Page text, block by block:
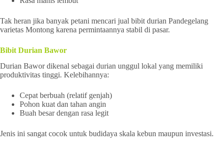
Tak heran jika banyak petani mencari jual bibit durian Pandegelang
varietas Montong karena permintaannya stabil di pasar.
Bibit Durian Bawor
Durian Bawor dikenal sebagai durian unggul lokal yang memiliki
produktivitas tinggi. Kelebihannya:
Cepat berbuah (relatif genjah)
Pohon kuat dan tahan angin
Buah besar dengan rasa legit
Jenis ini sangat cocok untuk budidaya skala kebun maupun investasi.